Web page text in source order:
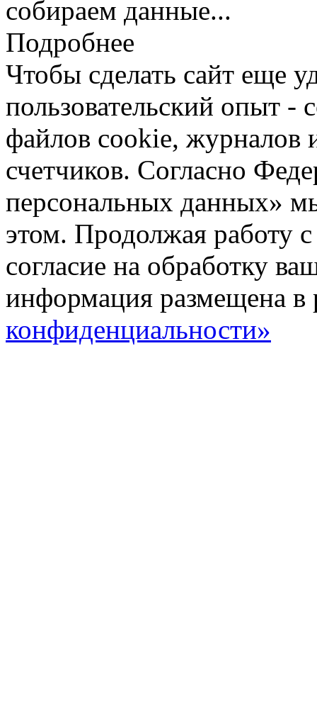
собираем данные...
Подробнее
Чтобы сделать сайт еще
пользовательский опыт
файлов cookie, журналов
счетчиков. Согласно
персональных данных»
этом. Продолжая работу
согласие на обработку
информация размещена в
конфиденциальности»